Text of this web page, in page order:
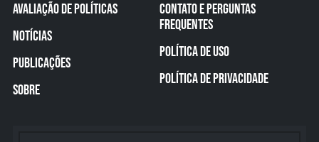
AVALIAÇÃO DE POLÍTICAS
NOTÍCIAS
PUBLICAÇÕES
SOBRE
CONTATO E PERGUNTAS
FREQUENTES
POLÍTICA DE USO
POLÍTICA DE PRIVACIDADE